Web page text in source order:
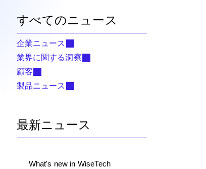
すべてのニュース
企業ニュース
業界に関する洞察
顧客
製品ニュース
最新ニュース
What's new in WiseTech